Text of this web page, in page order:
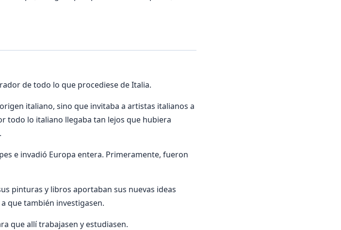
de todo lo que procediese de Italia.
italiano, sino que invitaba a artistas italianos a
todo lo italiano llegaba tan lejos que hubiera
e invadió Europa entera. Primeramente, fueron
pinturas y libros aportaban sus nuevas ideas
que también investigasen.
que allí trabajasen y estudiasen.